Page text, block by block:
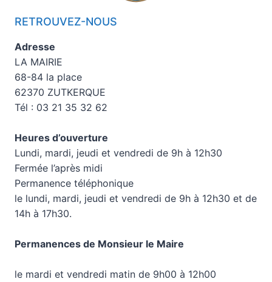
RETROUVEZ-NOUS
Adresse
LA MAIRIE
68-84 la place
62370 ZUTKERQUE
Tél : 03 21 35 32 62
Heures d’ouverture
Lundi, mardi, jeudi et vendredi de 9h à 12h30
Fermée l’après midi
Permanence téléphonique
le lundi, mardi, jeudi et vendredi de 9h à 12h30 et de
14h à 17h30.
Permanences de Monsieur le Maire
le mardi et vendredi matin de 9h00 à 12h00